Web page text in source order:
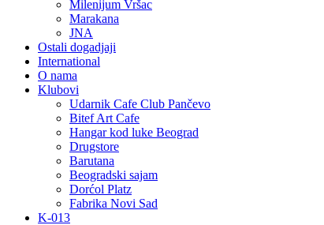
Milenijum Vršac
Marakana
JNA
Ostali dogadjaji
International
O nama
Klubovi
Udarnik Cafe Club Pančevo
Bitef Art Cafe
Hangar kod luke Beograd
Drugstore
Barutana
Beogradski sajam
Dorćol Platz
Fabrika Novi Sad
K-013